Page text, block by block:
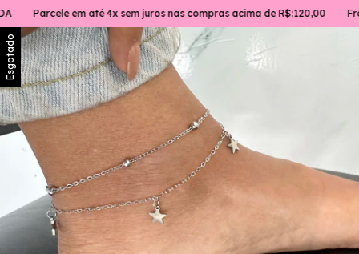
Parcele em até 4x sem juros nas compras acima de R$:120,00
Esgotado